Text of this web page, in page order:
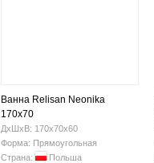
Ванна Relisan Neonika
170x70
ДхШхВ: 170х70х60
Форма: Прямоугольная
Страна:
Польша